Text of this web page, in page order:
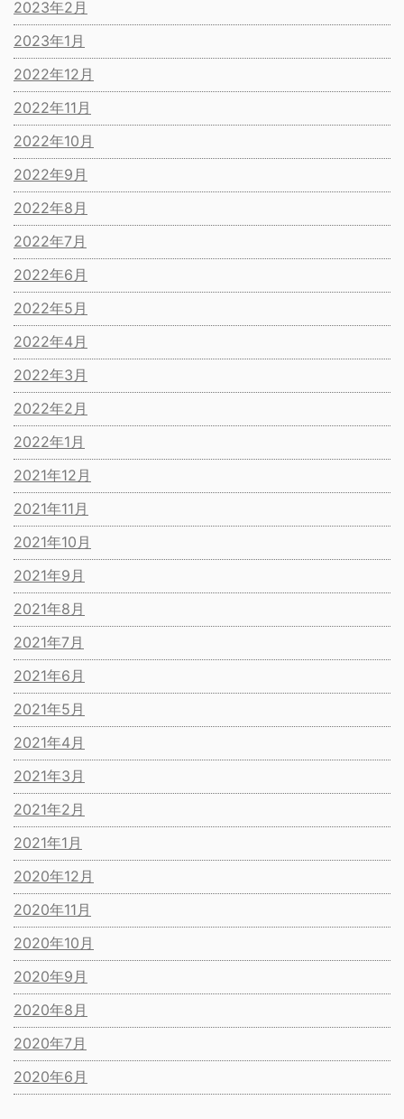
2023年2月
2023年1月
2022年12月
2022年11月
2022年10月
2022年9月
2022年8月
2022年7月
2022年6月
2022年5月
2022年4月
2022年3月
2022年2月
2022年1月
2021年12月
2021年11月
2021年10月
2021年9月
2021年8月
2021年7月
2021年6月
2021年5月
2021年4月
2021年3月
2021年2月
2021年1月
2020年12月
2020年11月
2020年10月
2020年9月
2020年8月
2020年7月
2020年6月